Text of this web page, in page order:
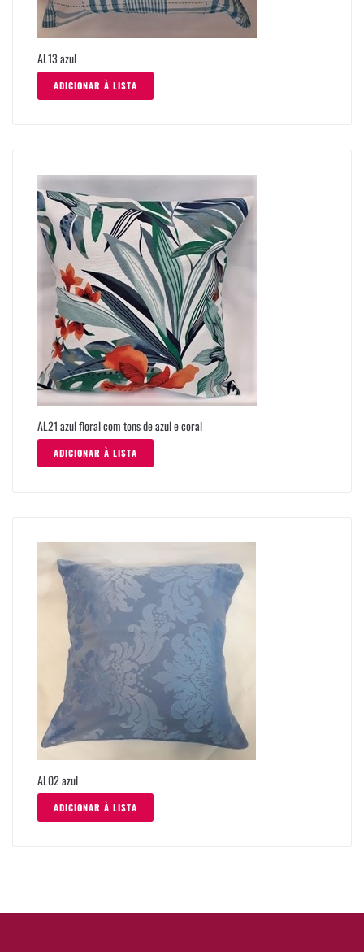
AL13 azul
ADICIONAR À LISTA
AL21 azul floral com tons de azul e coral
ADICIONAR À LISTA
AL02 azul
ADICIONAR À LISTA